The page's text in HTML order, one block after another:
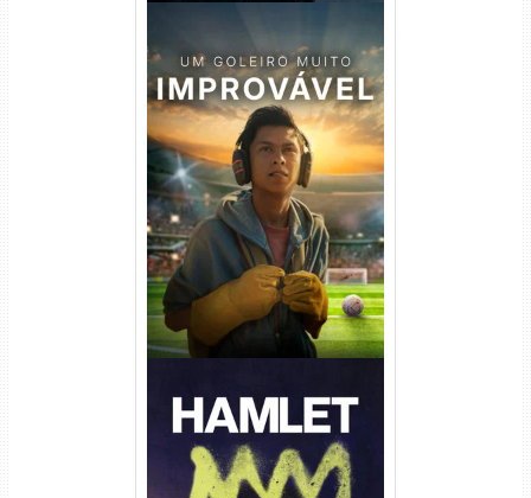
Um Goleiro Muito Improvável
Torrent (2026) WEB-DL 1080p
Dual Áudio